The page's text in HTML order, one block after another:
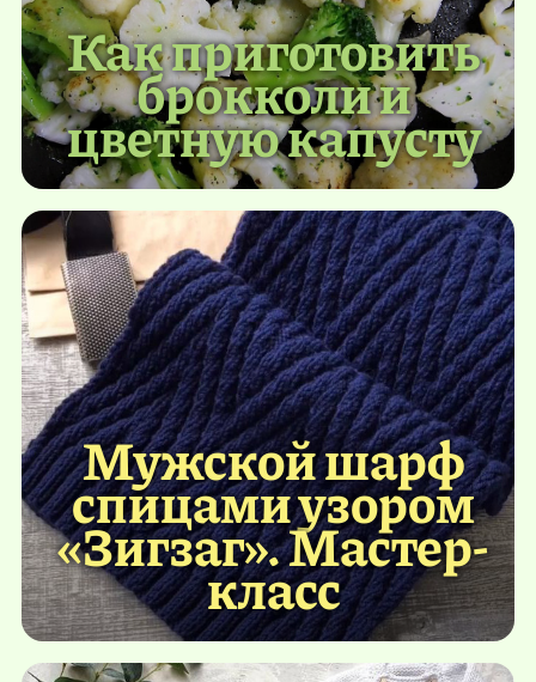
Как приготовить
брокколи и
цветную капусту
Мужской шарф
спицами узором
«Зигзаг». Мастер-
класс